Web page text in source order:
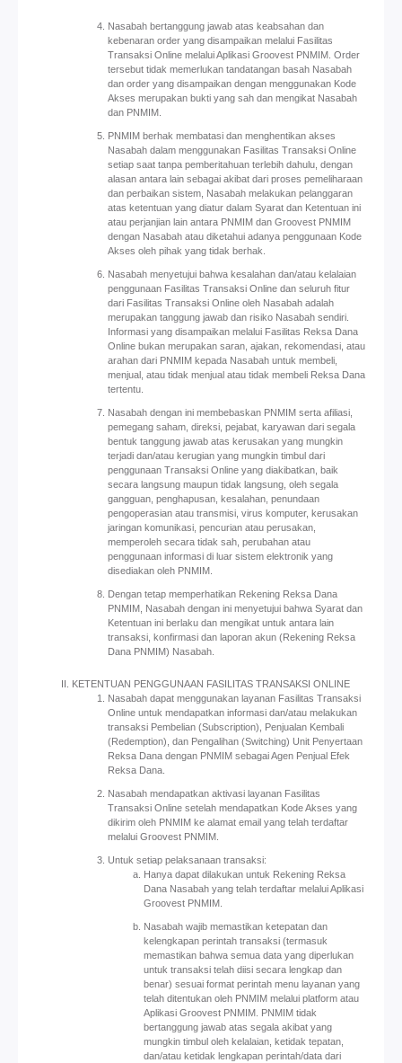
Nasabah bertanggung jawab atas keabsahan dan
kebenaran order yang disampaikan melalui Fasilitas
Transaksi Online melalui Aplikasi Groovest PNMIM. Order
tersebut tidak memerlukan tandatangan basah Nasabah
dan order yang disampaikan dengan menggunakan Kode
Akses merupakan bukti yang sah dan mengikat Nasabah
dan PNMIM.
PNMIM berhak membatasi dan menghentikan akses
Nasabah dalam menggunakan Fasilitas Transaksi Online
setiap saat tanpa pemberitahuan terlebih dahulu, dengan
alasan antara lain sebagai akibat dari proses pemeliharaan
dan perbaikan sistem, Nasabah melakukan pelanggaran
atas ketentuan yang diatur dalam Syarat dan Ketentuan ini
atau perjanjian lain antara PNMIM dan Groovest PNMIM
dengan Nasabah atau diketahui adanya penggunaan Kode
Akses oleh pihak yang tidak berhak.
Nasabah menyetujui bahwa kesalahan dan/atau kelalaian
penggunaan Fasilitas Transaksi Online dan seluruh fitur
dari Fasilitas Transaksi Online oleh Nasabah adalah
merupakan tanggung jawab dan risiko Nasabah sendiri.
Informasi yang disampaikan melalui Fasilitas Reksa Dana
Online bukan merupakan saran, ajakan, rekomendasi, atau
arahan dari PNMIM kepada Nasabah untuk membeli,
menjual, atau tidak menjual atau tidak membeli Reksa Dana
tertentu.
Nasabah dengan ini membebaskan PNMIM serta afiliasi,
pemegang saham, direksi, pejabat, karyawan dari segala
bentuk tanggung jawab atas kerusakan yang mungkin
terjadi dan/atau kerugian yang mungkin timbul dari
penggunaan Transaksi Online yang diakibatkan, baik
secara langsung maupun tidak langsung, oleh segala
gangguan, penghapusan, kesalahan, penundaan
pengoperasian atau transmisi, virus komputer, kerusakan
jaringan komunikasi, pencurian atau perusakan,
memperoleh secara tidak sah, perubahan atau
penggunaan informasi di luar sistem elektronik yang
disediakan oleh PNMIM.
Dengan tetap memperhatikan Rekening Reksa Dana
PNMIM, Nasabah dengan ini menyetujui bahwa Syarat dan
Ketentuan ini berlaku dan mengikat untuk antara lain
transaksi, konfirmasi dan laporan akun (Rekening Reksa
Dana PNMIM) Nasabah.
KETENTUAN PENGGUNAAN FASILITAS TRANSAKSI ONLINE
Nasabah dapat menggunakan layanan Fasilitas Transaksi
Online untuk mendapatkan informasi dan/atau melakukan
transaksi Pembelian (Subscription), Penjualan Kembali
(Redemption), dan Pengalihan (Switching) Unit Penyertaan
Reksa Dana dengan PNMIM sebagai Agen Penjual Efek
Reksa Dana.
Nasabah mendapatkan aktivasi layanan Fasilitas
Transaksi Online setelah mendapatkan Kode Akses yang
dikirim oleh PNMIM ke alamat email yang telah terdaftar
melalui Groovest PNMIM.
Untuk setiap pelaksanaan transaksi:
Hanya dapat dilakukan untuk Rekening Reksa
Dana Nasabah yang telah terdaftar melalui Aplikasi
Groovest PNMIM.
Nasabah wajib memastikan ketepatan dan
kelengkapan perintah transaksi (termasuk
memastikan bahwa semua data yang diperlukan
untuk transaksi telah diisi secara lengkap dan
benar) sesuai format perintah menu layanan yang
telah ditentukan oleh PNMIM melalui platform atau
Aplikasi Groovest PNMIM. PNMIM tidak
bertanggung jawab atas segala akibat yang
mungkin timbul oleh kelalaian, ketidak tepatan,
dan/atau ketidak lengkapan perintah/data dari